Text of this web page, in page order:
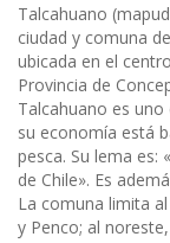
Talcahuano
ciudad y comuna
ubicada en el
Provincia de
Talcahuano es
su economía está
pesca. Su lema es:
de Chile». Es
La comuna limita
y Penco; al